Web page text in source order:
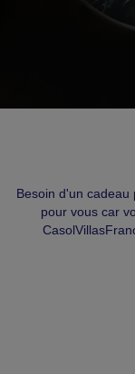
Besoin d'un
pour vous car